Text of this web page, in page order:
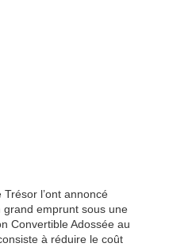
l’ont annoncé
grand emprunt sous une
Convertible Adossée au
à réduire le coût